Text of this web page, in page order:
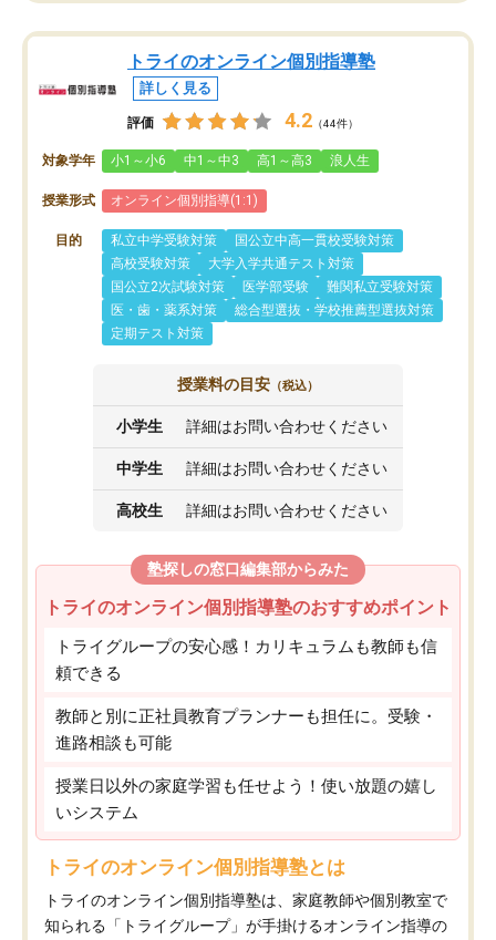
トライのオンライン個別指導塾
詳しく見る
評価 4.2 （44件）
対象学年 小1～小6 中1～中3 高1～高3 浪人生
授業形式 オンライン個別指導(1:1)
目的 私立中学受験対策
国公立中高一貫校受験対策
高校受験対策
大学入学共通テスト対策
国公立2次試験対策
医学部受験
難関私立受験対策
医・歯・薬系対策
総合型選抜・学校推薦型選抜対策
定期テスト対策
授業料の目安 （税込）
小学生 詳細はお問い合わせください
中学生 詳細はお問い合わせください
高校生 詳細はお問い合わせください
塾探しの窓口編集部からみた
トライのオンライン個別指導塾のおすすめポイント
トライグループの安心感！カリキュラムも教師も信
頼できる
教師と別に正社員教育プランナーも担任に。受験・
進路相談も可能
授業日以外の家庭学習も任せよう！使い放題の嬉し
いシステム
トライのオンライン個別指導塾とは
トライのオンライン個別指導塾は、家庭教師や個別教室で
知られる「トライグループ」が手掛けるオンライン指導の